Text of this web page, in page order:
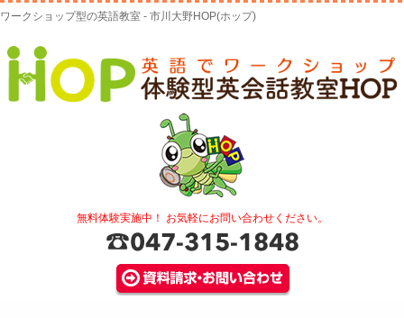
ワークショップ型の英語教室 - 市川大野HOP(ホップ)
無料体験実施中！ お気軽にお問い合わせください。